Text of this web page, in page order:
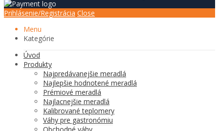
Prihlásenie/Registrácia Close
Menu
Kategórie
Úvod
Produkty
Najpredávanejšie meradlá
Najlepšie hodnotené meradlá
Prémiové meradlá
Najlacnejšie meradlá
Kalibrované teplomery
Váhy pre gastronómiu